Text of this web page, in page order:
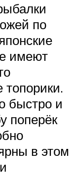
по
имеют
быстро и
поперёк
в этом